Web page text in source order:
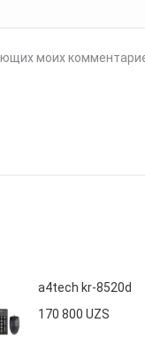
моих
a4tech kr-8520d
170 800 UZS